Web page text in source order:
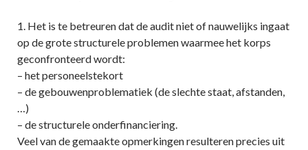
1. Het is te betreuren dat de audit niet of nauwelijks ingaat
op de grote structurele problemen waarmee het korps
geconfronteerd wordt:
– het personeelstekort
– de gebouwenproblematiek (de slechte staat, afstanden,
…)
– de structurele onderfinanciering.
Veel van de gemaakte opmerkingen resulteren precies uit